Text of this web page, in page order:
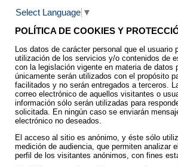
Select Language ▼
POLÍTICA DE COOKIES Y
Los datos de carácter personal que el usuario
utilización de los servicios y/o contenidos de
con la legislación vigente en materia de datos
únicamente serán utilizados con el propósito
facilitados y no serán entregados a terceros.
correo electrónico de aquellos visitantes o
información sólo serán utilizadas para
solicitada. En ningún caso se enviarán
electrónico no deseados.
El acceso al sitio es anónimo, y éste sólo
medición de audiencia, que permiten analizar
perfil de los visitantes anónimos, con fines